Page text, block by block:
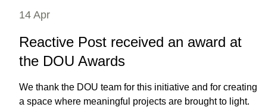
14 Apr
Reactive Post received an award at
the DOU Awards
We thank the DOU team for this initiative and for creating
a space where meaningful projects are brought to light.